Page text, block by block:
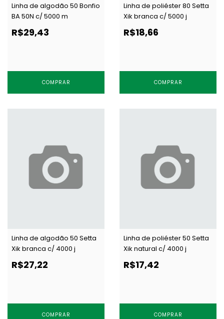
Linha de algodão 50 Bonfio
BA 50N c/ 5000 m
R$29,43
COMPRAR
Linha de poliéster 80 Setta
Xik branca c/ 5000 j
R$18,66
COMPRAR
Linha de algodão 50 Setta
Xik branca c/ 4000 j
R$27,22
COMPRAR
Linha de poliéster 50 Setta
Xik natural c/ 4000 j
R$17,42
COMPRAR